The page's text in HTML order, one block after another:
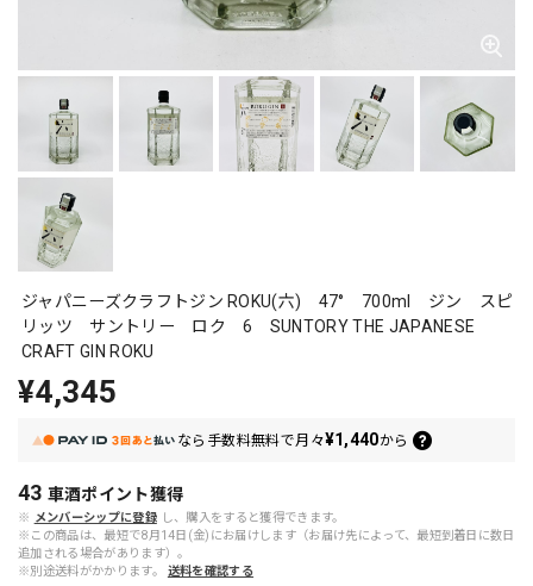
ジャパニーズクラフトジン ROKU(六) 47° 700ml ジン スピ
リッツ サントリー ロク 6 SUNTORY THE JAPANESE
CRAFT GIN ROKU
¥4,345
なら 手数料無料で月々¥1,440から
43 車酒ポイント獲得
※ メンバーシップに登録 し、購入をすると獲得できます。
※この商品は、最短で8月14日(金)にお届けします（お届け先によって、最短到着日に数日
追加される場合があります）。
※別途送料がかかります。
送料を確認する